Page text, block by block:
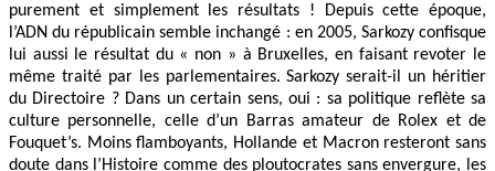
purement et simplement les résultats ! Depuis cette époque,
l’ADN du républicain semble inchangé : en 2005, Sarkozy confisque
lui aussi le résultat du « non » à Bruxelles, en faisant revoter le
même traité par les parlementaires. Sarkozy serait-il un héritier
du Directoire ? Dans un certain sens, oui : sa politique reflète sa
culture personnelle, celle d’un Barras amateur de Rolex et de
Fouquet’s. Moins flamboyants, Hollande et Macron resteront sans
doute dans l’Histoire comme des ploutocrates sans envergure, les